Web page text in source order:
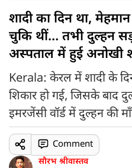
शादी का दिन था,
चुकि थीं… तभी दुल्हन
अस्पताल में हुई अनोखी
Kerala: केरल में शादी के
शिकार हो गई, जिसके बाद
इमरजेंसी वॉर्ड में दुल्हन की
सौरभ श्रीवास्तव
Comment